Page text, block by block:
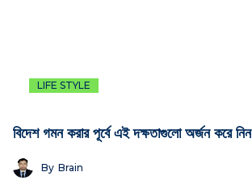
LIFE STYLE
বিদেশ গমন করার পূর্বে এই দক্ষতাগুলো অর্জন করে নিন
By Brain